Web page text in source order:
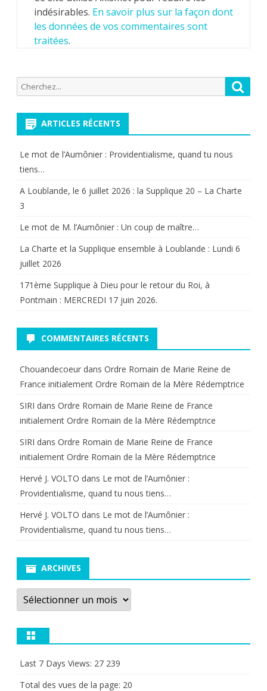
indésirables. En savoir plus sur la façon dont
les données de vos commentaires sont
traitées.
Recherche
pour:
ARTICLES RÉCENTS
Le mot de l’Aumônier : Providentialisme, quand tu nous
tiens…
A Loublande, le 6 juillet 2026 : la Supplique 20 – La Charte
3
Le mot de M. l’Aumônier : Un coup de maître…
La Charte et la Supplique ensemble à Loublande : Lundi 6
juillet 2026
171ème Supplique à Dieu pour le retour du Roi, à
Pontmain : MERCREDI 17 juin 2026.
COMMENTAIRES RÉCENTS
Chouandecoeur dans Ordre Romain de Marie Reine de
France initialement Ordre Romain de la Mère Rédemptrice
SIRI dans Ordre Romain de Marie Reine de France
initialement Ordre Romain de la Mère Rédemptrice
SIRI dans Ordre Romain de Marie Reine de France
initialement Ordre Romain de la Mère Rédemptrice
Hervé J. VOLTO dans Le mot de l’Aumônier :
Providentialisme, quand tu nous tiens…
Hervé J. VOLTO dans Le mot de l’Aumônier :
Providentialisme, quand tu nous tiens…
ARCHIVES
Archives
Last 7 Days Views: 27 239
Total des vues de la page: 20